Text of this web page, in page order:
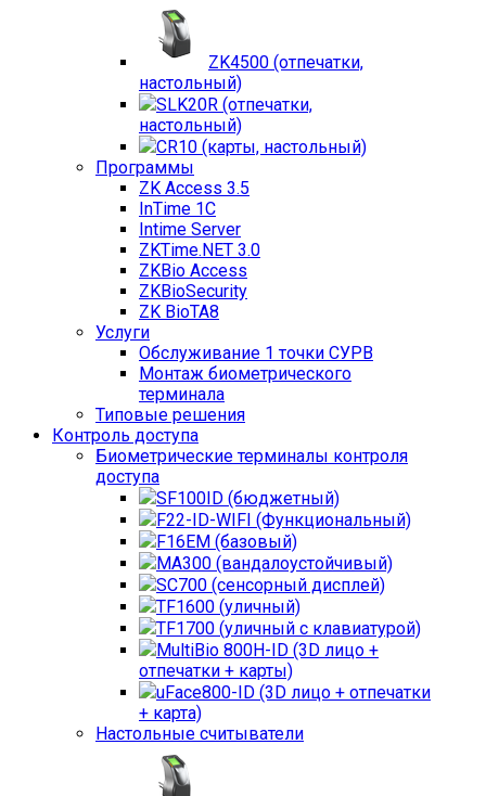
ZK4500 (отпечатки,
настольный)
SLK20R (отпечатки,
настольный)
CR10 (карты, настольный)
Программы
ZK Access 3.5
InTime 1С
Intime Server
ZKTime.NET 3.0
ZKBio Access
ZKBioSecurity
ZK BioTA8
Услуги
Обслуживание 1 точки СУРВ
Монтаж биометрического
терминала
Типовые решения
Контроль доступа
Биометрические терминалы контроля
доступа
SF100ID (бюджетный)
F22-ID-WIFI (Функциональный)
F16EM (базовый)
MA300 (вандалоустойчивый)
SC700 (сенсорный дисплей)
TF1600 (уличный)
TF1700 (уличный с клавиатурой)
MultiBio 800H-ID (3D лицо +
отпечатки + карты)
uFace800-ID (3D лицо + отпечатки
+ карта)
Настольные считыватели